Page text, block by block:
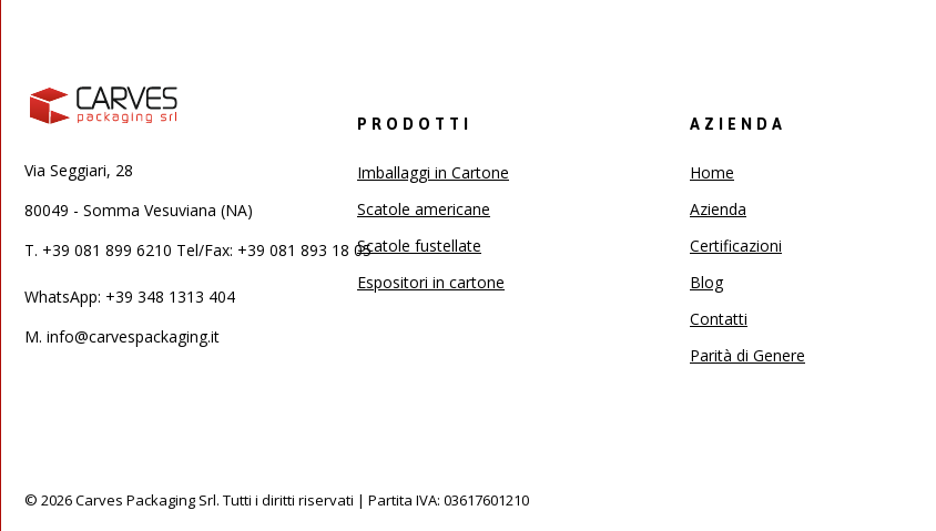
Via Seggiari, 28
80049 - Somma Vesuviana (NA)
T. +39 081 899 6210 Tel/Fax: +39 081 893 18 05
WhatsApp: +39 348 1313 404
M. info@carvespackaging.it
PRODOTTI
Imballaggi in Cartone
Scatole americane
Scatole fustellate
Espositori in cartone
AZIENDA
Home
Azienda
Certificazioni
Blog
Contatti
Parità di Genere
© 2026 Carves Packaging Srl. Tutti i diritti riservati | Partita IVA: 03617601210